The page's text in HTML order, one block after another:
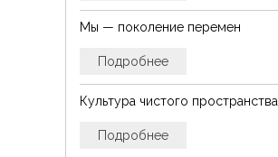
Мы — поколение перемен
Подробнее
Культура чистого пространства
Подробнее